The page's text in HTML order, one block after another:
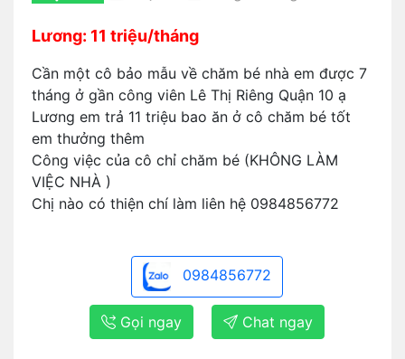
Lương: 11 triệu/tháng
Cần một cô bảo mẫu về chăm bé nhà em được 7
tháng ở gần công viên Lê Thị Riêng Quận 10 ạ
Lương em trả 11 triệu bao ăn ở cô chăm bé tốt
em thưởng thêm
Công việc của cô chỉ chăm bé (KHÔNG LÀM
VIỆC NHÀ )
Chị nào có thiện chí làm liên hệ 0984856772
0984856772
Gọi ngay Chat ngay